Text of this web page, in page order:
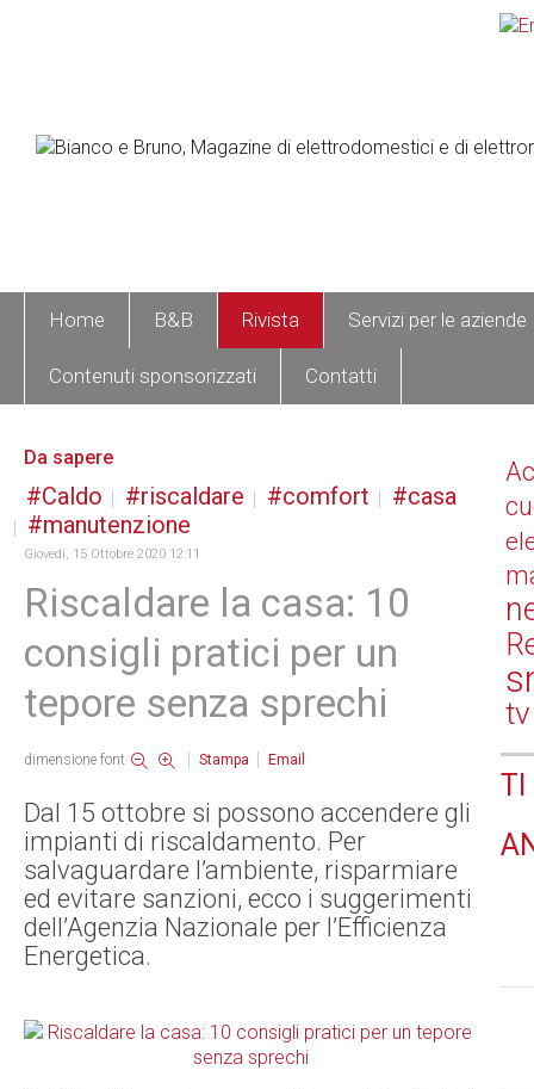
Home B&B Rivista Servizi per le aziende
Contenuti sponsorizzati Contatti
Da sapere
Caldo riscaldare comfort
casa
manutenzione
Giovedì, 15 Ottobre 2020 12:11
Riscaldare la casa: 10
consigli pratici per un
tepore senza sprechi
dimensione font Stampa Email
Dal 15 ottobre si possono accendere gli
impianti di riscaldamento. Per
salvaguardare l’ambiente, risparmiare
ed evitare sanzioni, ecco i suggerimenti
dell’Agenzia Nazionale per l’Efficienza
Energetica.
tv
TI